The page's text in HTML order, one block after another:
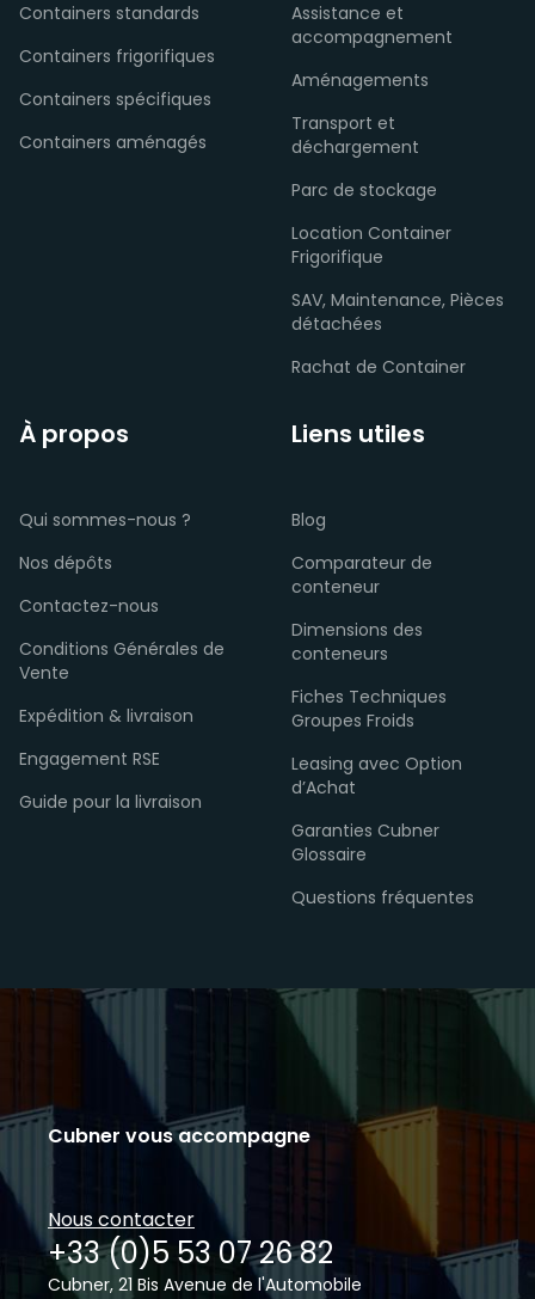
Cubner vous accompagne
Nous contacter
+33 (0)5 53 07 26 82
Cubner, 21 Bis Avenue de l'Automobile
Containers standards
Containers frigorifiques
Containers spécifiques
Containers aménagés
Assistance et
accompagnement
Aménagements
Transport et
déchargement
Parc de stockage
Location Container
Frigorifique
SAV, Maintenance, Pièces
détachées
Rachat de Container
À propos
Qui sommes-nous ?
Nos dépôts
Contactez-nous
Conditions Générales de
Vente
Expédition & livraison
Engagement RSE
Guide pour la livraison
Liens utiles
Blog
Comparateur de
conteneur
Dimensions des
conteneurs
Fiches Techniques
Groupes Froids
Leasing avec Option
d’Achat
Garanties Cubner
Glossaire
Questions fréquentes